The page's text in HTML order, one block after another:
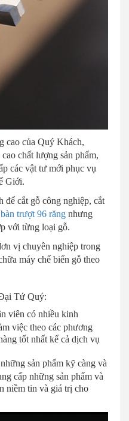
cao của Quý Khách,
chất lượng sản phẩm,
các vật tư mới phục vụ
Giới.
để cắt gỗ công nghiệp, cắt
trượt 96 răng nhưng
với từng loại gỗ.
vị chuyên nghiệp trong
máy chế biến gỗ theo
Tứ Quý:
viên có nhiều kinh
việc theo các phương
tốt nhất kể cả dịch vụ
sản phẩm kỹ càng và
cấp những sản phẩm và
niềm tin và giá trị cho